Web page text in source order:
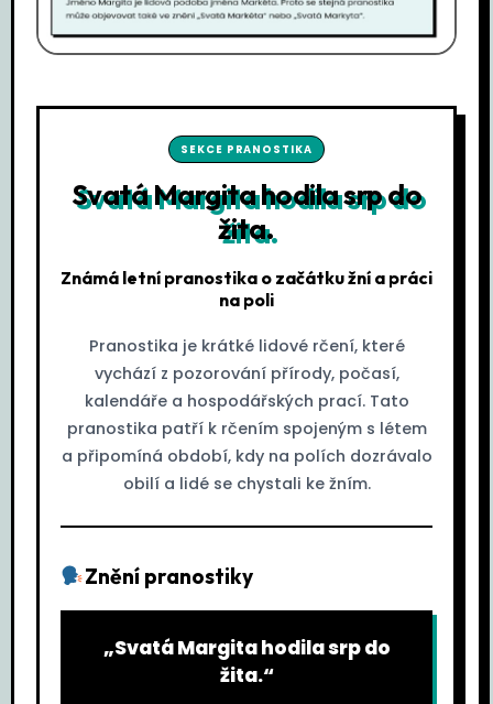
SEKCE PRANOSTIKA
Svatá Margita hodila srp do
žita.
Známá letní pranostika o začátku žní a práci
na poli
Pranostika je krátké lidové rčení, které
vychází z pozorování přírody, počasí,
kalendáře a hospodářských prací. Tato
pranostika patří k rčením spojeným s létem
a připomíná období, kdy na polích dozrávalo
obilí a lidé se chystali ke žním.
Znění pranostiky
„Svatá Margita hodila srp do
žita.“